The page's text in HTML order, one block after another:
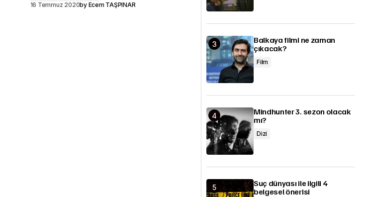
16 Temmuz 2020by Ecem TAŞPINAR
Balkaya filmi ne zaman
çıkacak?
Film
Mindhunter 3. sezon olacak
mı?
Dizi
Suç dünyası ile ilgili 4
belgesel önerisi